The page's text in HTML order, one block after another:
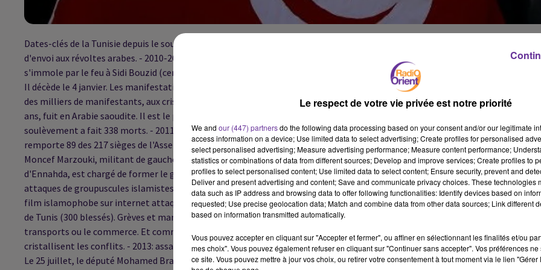
Dates-clés de la Tunisie depuis le soulèvement qui a chassé Zine El Abidine Ben Ali du pouvoir le 14 janvier 2011 et donné le
d'envoi aux révoltes arabes. - 2010-2011: la révolution - Le 17 décembre 2010, un jeune vendeur ambulant, Mohamed Bouazizi,
s'immole par le feu à Sidi Bouzid (centre-ouest), déclenchant un mouvement de protestation contre le chômage et la vie
Il décède le 4 janvier. Les manifestations, marquées par des émeutes sanglantes, s'étendent à tout le pays. Le 14 janvier 2011,
des milliers de manifestants, aux cris de "Ben Ali dégage", se rassemblent à Tunis et en province. Ben Ali, au pouvoir depuis 23
ans, fuit en Arabie saoudite. Il est le premier dirigeant d'un pays arabe à quitter le pouvoir sous la pression de la rue. Le
soulèvement a fait 338 morts. - 2011: victoire des islamistes - Le 23 octobre, le mouvement islamiste Ennahda, légalisé en
remporte 89 des 217 sièges de l'Assemblée constituante lors des premières élections libres de l'histoire du pays. En
Moncef Marzouki, militant de gauche et opposant à Ben Ali, est élu chef de l'Etat par la Constituante. Hamadi Jebali, n°2
d'Ennahda, est chargé de former le gouvernement. - 2012: troubles - En juin puis en août, des manifestations violentes et des
attaques de groupuscules islamistes radicaux se multiplient. Le 14 septembre, des centaines de manifestants dénonçant un
film islamophobe sur internet attaquent l'ambassade américaine. Fin novembre, des émeutes éclatent à Siliana, au sud-
de Tunis (300 blessés). Grèves et manifestations, parfois violentes, touchent aussi bien l'industrie, les services publics que les
transports ou le commerce. Et comme à l'époque de la révolution, c'est dans les régions marginalisées économiquement que
cristallisent les conflits. - 2013: assassinats d'opposants - Le 6 février, l'opposant anti-islamiste Chokri Belaïd est tué à Tunis.
Le 25 juillet, le député Mohamed Brahmi est assassiné près de la capitale. Les deux meurtres, qui provoquent de profondes
Le respect de votre vie privée est notre priorité
We and our (447) partnersdo the following data processing based on your consent and/or our legitimate
access information on a device; Use limited data to select advertising; Create profiles for personalised
select personalised advertising; Measure advertising performance; Measure content performance;
statistics or combinations of data from different sources; Develop and improve services; Create profiles to
profiles to select personalised content; Use limited data to select content; Ensure security, prevent and
Deliver and present advertising and content; Save and communicate privacy choices. These technologies
data such as IP address and browsing data to offer following functionalities: Identify devices based on
requested; Use precise geolocation data; Match and combine data from other data sources; Link different
based on information transmitted automatically.
Vous pouvez accepter en cliquant sur "Accepter et fermer", ou affiner en sélectionnant les finalités et/ou
mes choix". Vous pouvez également refuser en cliquant sur "Continuer sans accepter". Vos préférences
ce site. Vous pouvez mettre à jour vos choix, ou retirer votre consentement à tout moment via le lien